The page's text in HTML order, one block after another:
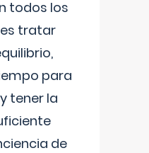
todos los
tratar
para
tener la
de